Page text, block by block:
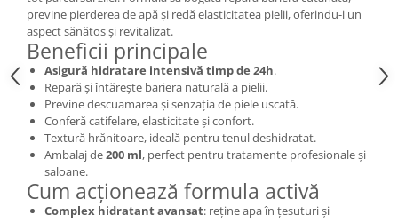
previne pierderea de apă și redă elasticitatea pielii, oferindu-i un
aspect sănătos și revitalizat.
Beneficii principale
Asigură hidratare intensivă timp de 24h.
Repară și întărește bariera naturală a pielii.
Previne descuamarea și senzația de piele uscată.
Conferă catifelare, elasticitate și confort.
Textură hrănitoare, ideală pentru tenul deshidratat.
Ambalaj de200 ml, perfect pentru tratamente profesionale și
saloane.
Cum acționează formula activă
Complex hidratant avansat: reține apa în țesuturi și